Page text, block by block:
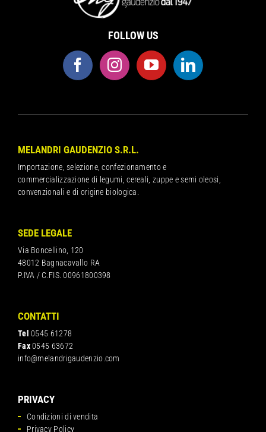
FOLLOW US
MELANDRI GAUDENZIO S.R.L.
Importazione, selezione, confezionamento e
commercializzazione di legumi, cereali, zuppe e semi oleosi,
convenzionali e di origine biologica.
SEDE LEGALE
Via Boncellino, 120
48012 Bagnacavallo RA
P.IVA / C.FIS. 00961800398
CONTATTI
Tel 0545 61278
Fax0545 63672
info@melandrigaudenzio.com
PRIVACY
Condizioni di vendita
Privacy Policy